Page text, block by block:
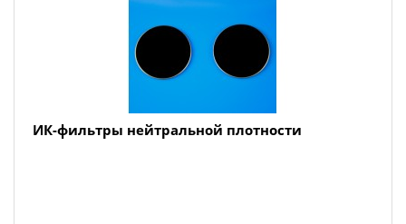
ИК-фильтры нейтральной плотности